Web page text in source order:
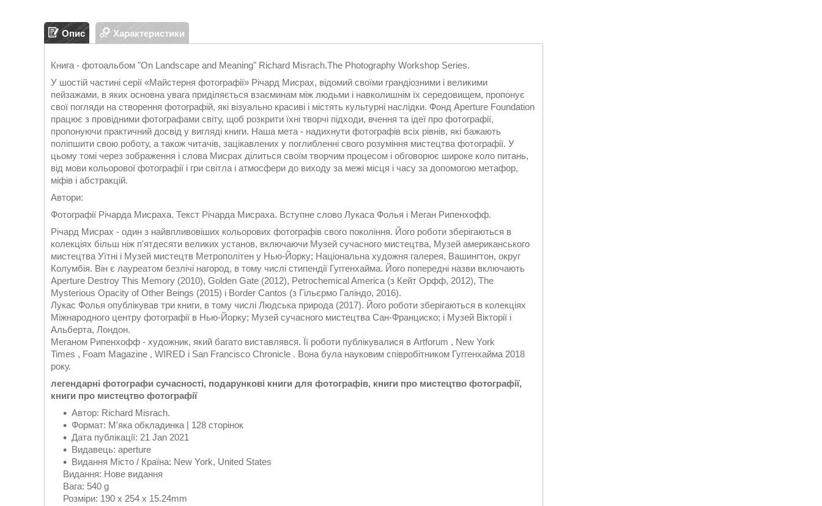
Опис Характеристики
Книга - фотоальбом "On Landscape and Meaning" Richard Misrach.The Photography Workshop Series.
У шостій частині серії «Майстерня фотографії» Річард Мисрах, відомий своїми грандіозними і великими
пейзажами, в яких основна увага приділяється взаєминам між людьми і навколишнім їх середовищем, пропонує
свої погляди на створення фотографій, які візуально красиві і містять культурні наслідки. Фонд Aperture Foundation
працює з провідними фотографами світу, щоб розкрити їхні творчі підходи, вчення та ідеї про фотографії,
пропонуючи практичний досвід у вигляді книги. Наша мета - надихнути фотографів всіх рівнів, які бажають
поліпшити свою роботу, а також читачів, зацікавлених у поглибленні свого розуміння мистецтва фотографії. У
цьому томі через зображення і слова Мисрах ділиться своїм творчим процесом і обговорює широке коло питань,
від мови кольорової фотографії і гри світла і атмосфери до виходу за межі місця і часу за допомогою метафор,
міфів і абстракцій.
Автори:
Фотографії Річарда Мисраха. Текст Річарда Мисраха. Вступне слово Лукаса Фолья і Меган Рипенхофф.
Річард Мисрах - один з найвпливовіших кольорових фотографів свого покоління. Його роботи зберігаються в
колекціях більш ніж п'ятдесяти великих установ, включаючи Музей сучасного мистецтва, Музей американського
мистецтва Уїтні і Музей мистецтв Метрополітен у Нью-Йорку; Національна художня галерея, Вашингтон, округ
Колумбія. Він є лауреатом безлічі нагород, в тому числі стипендії Гуггенхайма. Його попередні назви включають
Aperture Destroy This Memory (2010), Golden Gate (2012), Petrochemical America (з Кейт Орфф, 2012), The
Mysterious Opacity of Other Beings (2015) і Border Cantos (з Гільєрмо Галіндо, 2016).
Лукас Фолья опублікував три книги, в тому числі Людська природа (2017). Його роботи зберігаються в колекціях
Міжнародного центру фотографії в Нью-Йорку; Музей сучасного мистецтва Сан-Франциско; і Музей Вікторії і
Альберта, Лондон.
Меганом Рипенхофф - художник, який багато виставлявся. Її роботи публікувалися в Artforum , New York
Times , Foam Magazine , WIRED і San Francisco Chronicle . Вона була науковим співробітником Гуггенхайма 2018
року.
легендарні фотографи сучасності, подарункові книги для фотографів, книги про мистецтво фотографії,
книги про мистецтво фотографії
Автор: Richard Misrach.
Формат: М'яка обкладинка | 128 сторінок
Дата публікації: 21 Jan 2021
Видавець: aperture
Видання Місто / Країна: New York, United States
Видання: Нове видання
Вага: 540 g
Розміри: 190 x 254 x 15.24mm